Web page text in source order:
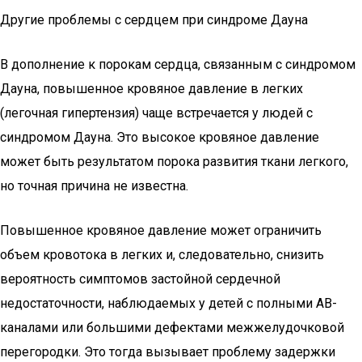
Другие проблемы с сердцем при синдроме Дауна
В дополнение к порокам сердца, связанным с синдромом
Дауна, повышенное кровяное давление в легких
(легочная гипертензия) чаще встречается у людей с
синдромом Дауна. Это высокое кровяное давление
может быть результатом порока развития ткани легкого,
но точная причина не известна.
Повышенное кровяное давление может ограничить
объем кровотока в легких и, следовательно, снизить
вероятность симптомов застойной сердечной
недостаточности, наблюдаемых у детей с полными АВ-
каналами или большими дефектами межжелудочковой
перегородки. Это тогда вызывает проблему задержки